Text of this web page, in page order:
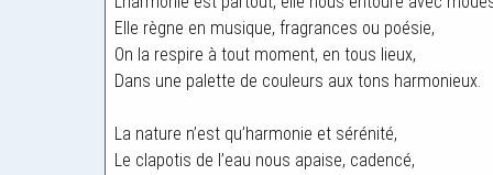
Elle règne en musique, fragrances ou poésie,
On la respire à tout moment, en tous lieux,
Dans une palette de couleurs aux tons harmonieux.
La nature n’est qu’harmonie et sérénité,
Le clapotis de l’eau nous apaise, cadencé,